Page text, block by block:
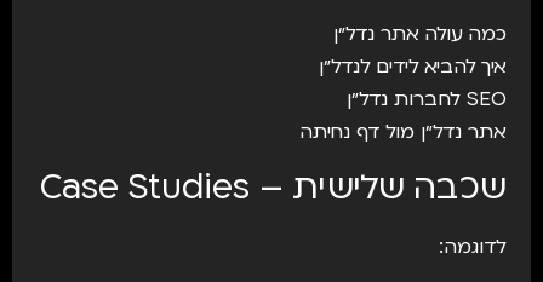
כמה עולה אתר נדל״ן
איך להביא לידים לנדל״ן
SEO לחברות נדל״ן
אתר נדל״ן מול דף נחיתה
שכבה שלישית – Case Studies
לדוגמה: